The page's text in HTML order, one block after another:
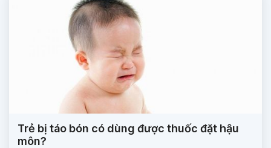
Trẻ bị táo bón có dùng được thuốc đặt hậu
môn?